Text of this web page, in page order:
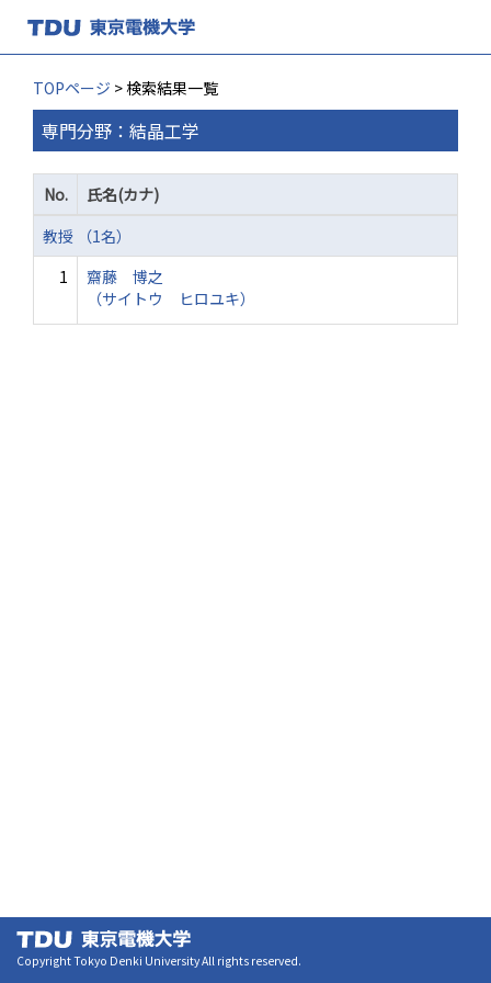
TOPページ > 検索結果一覧
専門分野：結晶工学
No.
氏名(カナ)
教授 （1名）
1
齋藤 博之
（サイトウ ヒロユキ）
Copyright Tokyo Denki University All rights reserved.